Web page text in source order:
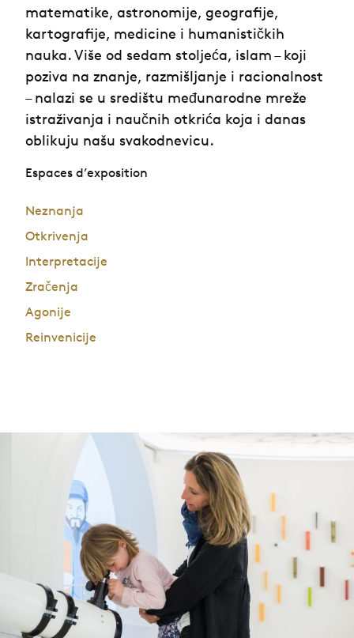
matematike, astronomije, geografije,
kartografije, medicine i humanističkih
nauka. Više od sedam stoljeća, islam – koji
poziva na znanje, razmišljanje i racionalnost
– nalazi se u središtu međunarodne mreže
istraživanja i naučnih otkrića koja i danas
oblikuju našu svakodnevicu.
Espaces d’exposition
Neznanja
Otkrivenja
Interpretacije
Zračenja
Agonije
Reinvenicije